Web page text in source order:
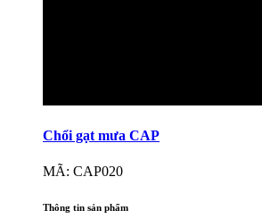
Chổi gạt mưa CAP
MÃ: CAP020
Thông tin sản phẩm